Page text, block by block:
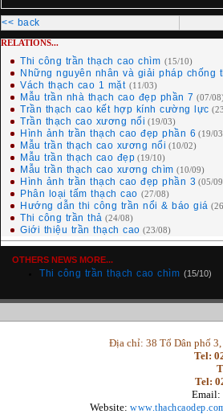
<< back
RELATIONS...
Thi công trần thạch cao chìm (15/10)
Những nguyên nhân và giải pháp chống
Vách thạch cao 1 mặt (11/03)
Mẫu trần nhà thạch cao đẹp phần 7 (07/
Trần thạch cao kết hợp kính cường lực
Trần thạch cao xương nổi (19/03)
Hình ảnh trần thạch cao đẹp phần 6 (19/
Mẫu trần thạch cao xương nổi (10/02)
Mẫu trần thạch cao đẹp (19/10)
Mẫu trần thạch cao xương chìm (10/09)
Hình ảnh trần thạch cao đẹp phần 3 (05/
Phân loại tấm thạch cao (27/08)
Hướng dẫn thi công trần nổi & báo giá
Thi công trần thả (24/08)
Giới thiệu trần thạch cao (23/08)
OTHERS NEWS MORE...
Thi công trần thạch cao chìm (15/10)
Địa chỉ: 38 Tổ Dân phố
Tel:
Tel:
Email:
Website: